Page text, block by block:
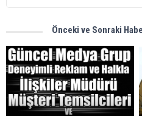
Önceki ve Sonraki